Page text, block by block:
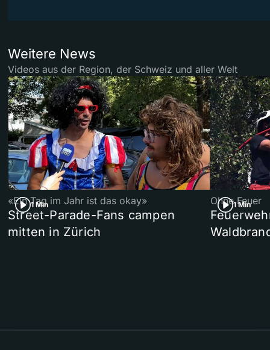
Weitere News
Videos aus der Region, der Schweiz und aller Welt
1 Min
«Ein Tag im Jahr ist das okay»
Street-Parade-Fans campen
mitten in Zürich
1 Min
Ohne Feuer